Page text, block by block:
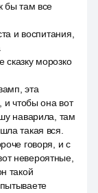
бы там все
и воспитания,
сказку морозко
эта
и чтобы она вот
наварила, там
такая вся.
говоря, и с
невероятные,
такой